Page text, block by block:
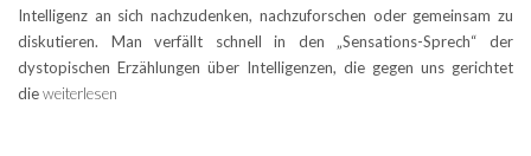
Intelligenz an sich nachzudenken, nachzuforschen oder gemeinsam zu
diskutieren. Man verfällt schnell in den „Sensations-Sprech“ der
dystopischen Erzählungen über Intelligenzen, die gegen uns gerichtet
dieweiterlesen